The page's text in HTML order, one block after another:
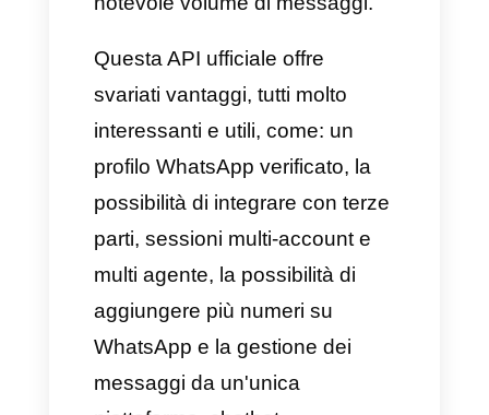
come farlo con Callbell.
WhatsApp Business
Questa app viene utilizzata
quotidianamente da milioni di
aziende in tutto il mondo per
comunicare ed interagire con i
propri clienti. Oltre a ciò, offre